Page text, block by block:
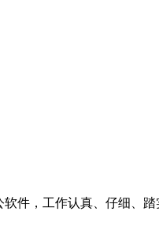
件，工作认真、仔细、